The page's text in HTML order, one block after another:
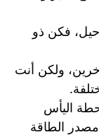
فكن ذو
ولكن أنت
اليأس
مصدر الطاقة